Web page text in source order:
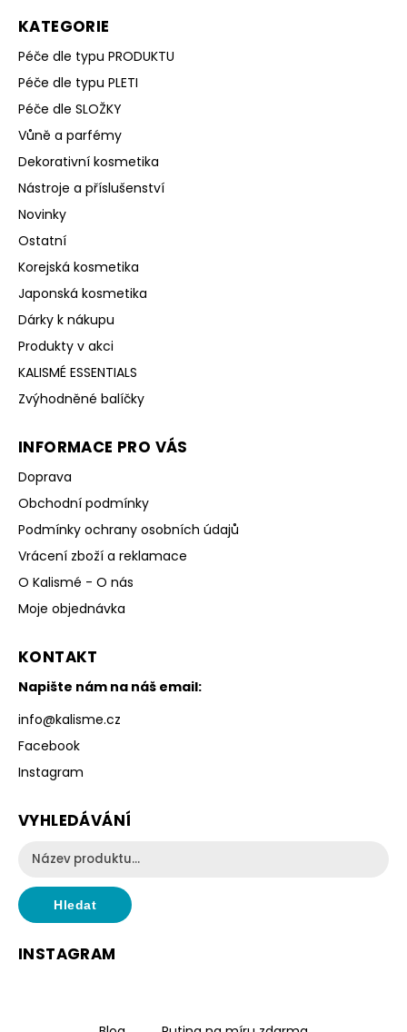
KATEGORIE
Péče dle typu PRODUKTU
Péče dle typu PLETI
Péče dle SLOŽKY
Vůně a parfémy
Dekorativní kosmetika
Nástroje a příslušenství
Novinky
Ostatní
Korejská kosmetika
Japonská kosmetika
Dárky k nákupu
Produkty v akci
KALISMÉ ESSENTIALS
Zvýhodněné balíčky
INFORMACE PRO VÁS
Doprava
Obchodní podmínky
Podmínky ochrany osobních údajů
Vrácení zboží a reklamace
O Kalismé - O nás
Moje objednávka
KONTAKT
Napište nám na náš email:
info@kalisme.cz
Facebook
Instagram
VYHLEDÁVÁNÍ
Hledat
INSTAGRAM